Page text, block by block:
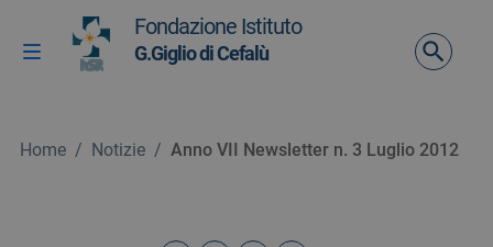
Vai ai contenuti
Vai al menu di navigazione
Vai al footer
Attiva / disattiva la navigazione
Fondazione Istituto
G.Giglio di Cefalù
Home / Notizie / Anno VII Newsletter n. 3 Luglio 2012